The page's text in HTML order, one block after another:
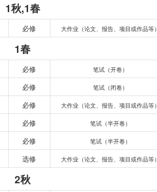
1秋,1春
必修 大作业（论文、报告、项目或作品等）
1春
必修 笔试（开卷）
必修 笔试（闭卷）
必修 大作业（论文、报告、项目或作品等）
必修 笔试（半开卷）
必修 笔试（半开卷）
选修 大作业（论文、报告、项目或作品等）
2秋